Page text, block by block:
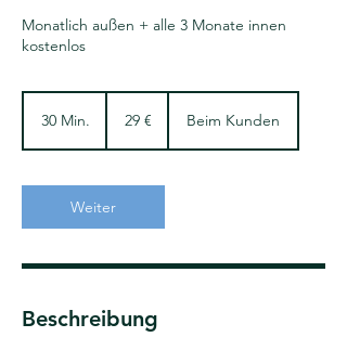
Monatlich außen + alle 3 Monate innen
kostenlos
30 Min.
i
n
29 € Beim Kunden
Weiter
Beschreibung